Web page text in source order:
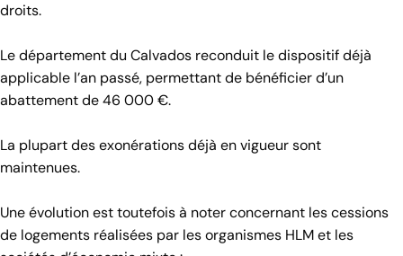
droits.
Le département du Calvados reconduit le dispositif déjà
applicable l’an passé, permettant de bénéficier d’un
abattement de 46 000 €.
La plupart des exonérations déjà en vigueur sont
maintenues.
Une évolution est toutefois à noter concernant les cessions
de logements réalisées par les organismes HLM et les